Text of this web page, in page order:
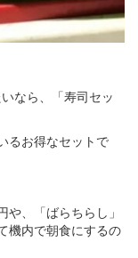
なら、「寿司セッ
るお得なセットで
、「ばらちらし」
機内で朝食にするの